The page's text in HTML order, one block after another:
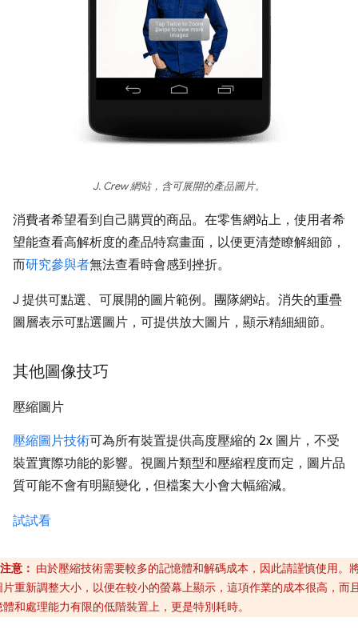
J. Crew 網站，含可展開的產品圖片。
消費者希望看到自己購買的商品。在零售網站上，使用者希
望能查看高解析度的產品特寫畫面，以便更清楚瞭解細節，
而研究參與者無法查看時會感到挫折。
J 提供可點選、可展開的圖片範例。團隊網站。消失的重疊
圖層表示可點選圖片，可提供放大圖片，顯示精細細節。
其他圖像技巧
壓縮圖片
壓縮圖片技術可為所有裝置提供高度壓縮的 2x 圖片，不受
裝置實際功能的影響。視圖片類型和壓縮程度而定，圖片品
質可能不會有明顯變化，但檔案大小會大幅縮減。
試試看
注意： 由於壓縮技術需要較多的記憶體和解碼成本，因此請謹慎使用。
片重新調整大小，以便在較小的螢幕上顯示，這項作業的成本很高，而
和處理能力有限的低階裝置上，更是特別耗時。